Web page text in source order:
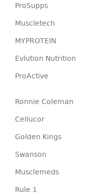
ProSupps
Muscletech
MYPROTEIN
Evlution Nutrition
ProActive
Ronnie Coleman
Cellucor
Golden Kings
Swanson
Musclemeds
Rule 1